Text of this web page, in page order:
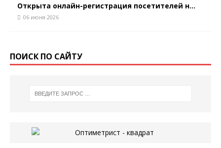
Открыта онлайн-регистрация посетителей н...
06 июня 2026
ПОИСК ПО САЙТУ